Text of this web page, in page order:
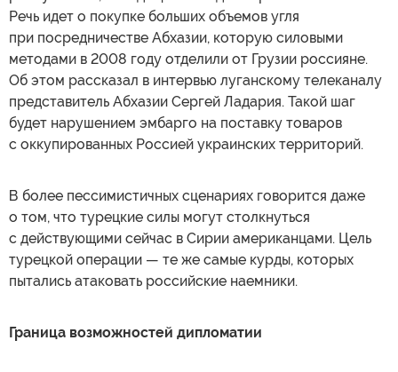
Речь идет о покупке больших объемов угля
при посредничестве Абхазии, которую силовыми
методами в 2008 году отделили от Грузии россияне.
Об этом рассказал в интервью луганскому телеканалу
представитель Абхазии Сергей Ладария. Такой шаг
будет нарушением эмбарго на поставку товаров
с оккупированных Россией украинских территорий.
В более пессимистичных сценариях говорится даже
о том, что турецкие силы могут столкнуться
с действующими сейчас в Сирии американцами. Цель
турецкой операции — те же самые курды, которых
пытались атаковать российские наемники.
Граница возможностей дипломатии